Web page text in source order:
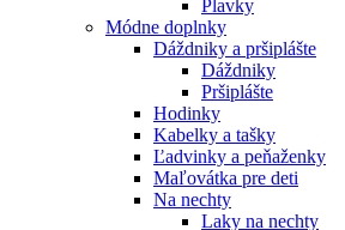
Plavky
Módne doplnky
Dáždniky a pršiplášte
Dáždniky
Pršiplášte
Hodinky
Kabelky a tašky
Ľadvinky a peňaženky
Maľovátka pre deti
Na nechty
Laky na nechty